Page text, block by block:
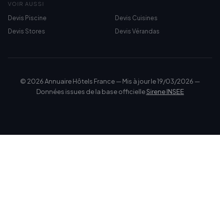
VOIR AUSSI
Devis Piscine
Devis Cuisines
Devis Stores
Devis Vérandas
© 2026 Annuaire Hôtels France — Mis à jour le 19/03/2026 —
Données issues de la base officielleSirene INSEE